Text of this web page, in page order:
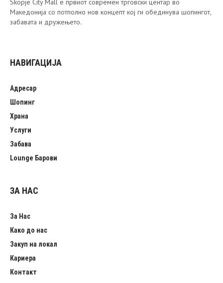
Skopje City Mall е првиот современ трговски центар во
Македонија со потполно нов концепт кој ги обединува шопингот,
забавата и дружењето.
НАВИГАЦИЈА
Адресар
Шопинг
Храна
Услуги
Забава
Lounge Барови
ЗА НАС
За Нас
Како до нас
Закуп на локал
Кариера
Контакт